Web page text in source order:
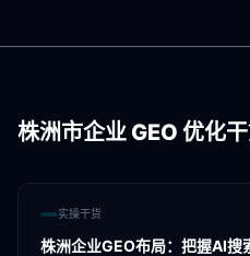
株洲市企业 GEO 优化
实操干货
株洲企业GEO布局：把握AI搜